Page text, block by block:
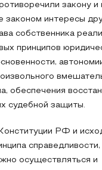
закону
законом интересы
собственника
принципов
обеспечения
судебной защиты.
РФ и
справедливости,
осуществляться и